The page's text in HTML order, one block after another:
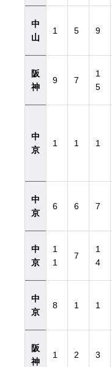
中
山
1 5 9
阪
神
9 7
1
5
中
京
1 1 1
中
京
6 6 7
中
京
1
1
7
1
4
中
京
8 1 1
阪
神
1 2 3